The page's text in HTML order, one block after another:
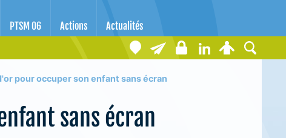
PTSM 06 Actions Actualités
pour occuper son enfant sans écran
sans écran